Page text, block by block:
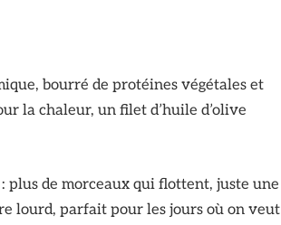
bourré de protéines végétales et
la chaleur, un filet d’huile d’olive
plus de morceaux qui flottent, juste une
lourd, parfait pour les jours où on veut